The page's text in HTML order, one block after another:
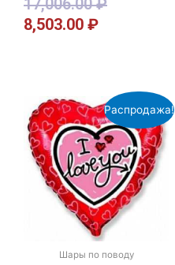
17,006.00₽
8,503.00 ₽
Распродажа!
Шары по поводу